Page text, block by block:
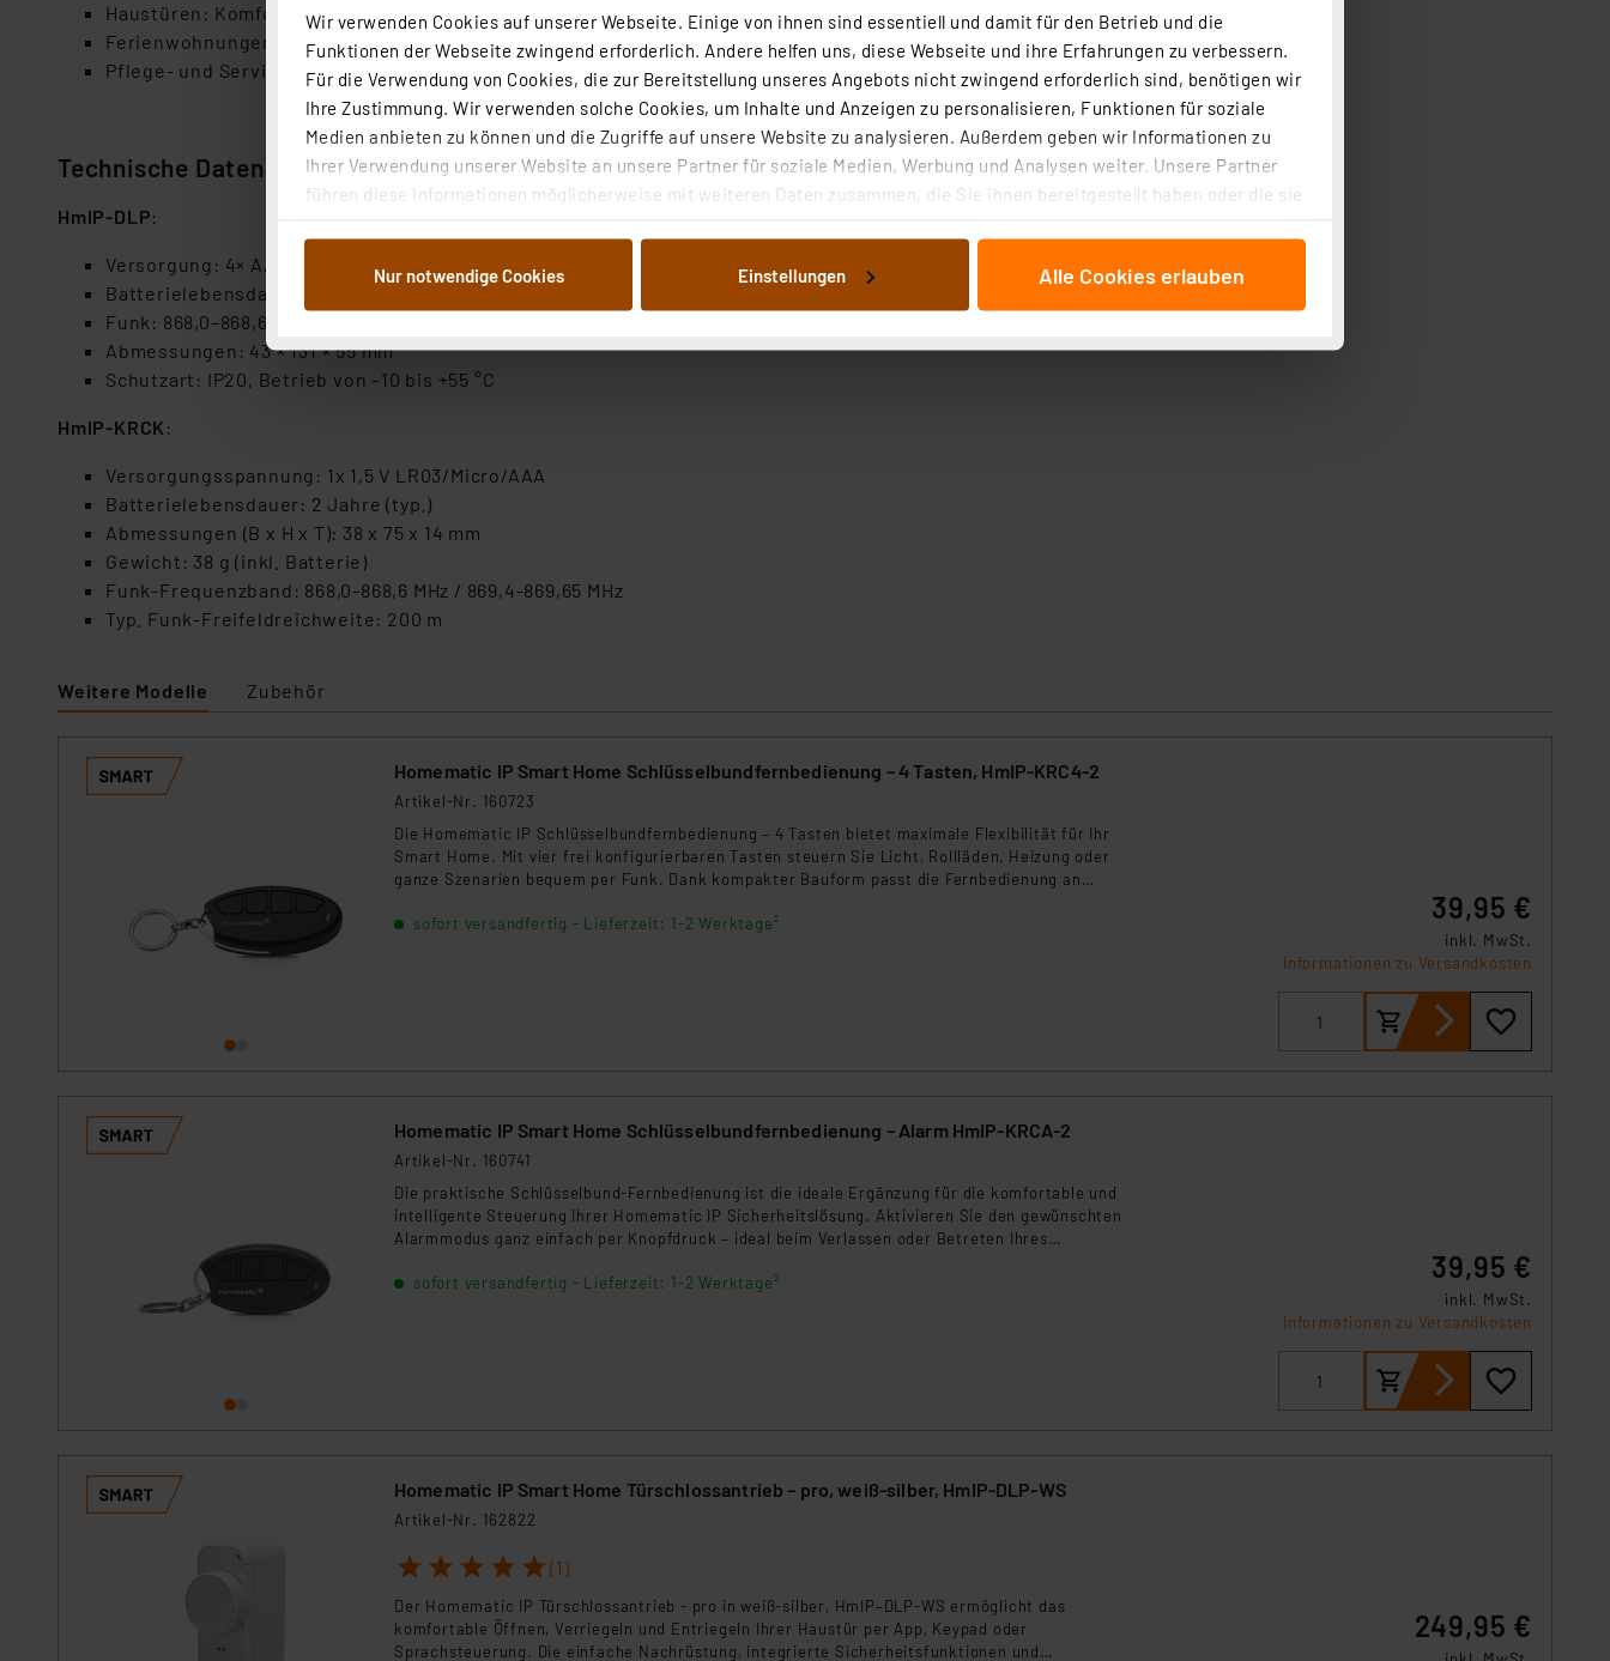
Wir verwenden Cookies auf unserer Webseite. Einige von ihnen sind essentiell und damit für den Betrieb und die
Funktionen der Webseite zwingend erforderlich. Andere helfen uns, diese Webseite und ihre Erfahrungen zu verbessern.
Für die Verwendung von Cookies, die zur Bereitstellung unseres Angebots nicht zwingend erforderlich sind, benötigen wir
Ihre Zustimmung. Wir verwenden solche Cookies, um Inhalte und Anzeigen zu personalisieren, Funktionen für soziale
Medien anbieten zu können und die Zugriffe auf unsere Website zu analysieren. Außerdem geben wir Informationen zu
Ihrer Verwendung unserer Website an unsere Partner für soziale Medien, Werbung und Analysen weiter. Unsere Partner
führen diese Informationen möglicherweise mit weiteren Daten zusammen, die Sie ihnen bereitgestellt haben oder die sie
Weiterverarbeitung für die nachfolgend dargestellten bzw. die von Ihnen ausgewählten Verarbeitungszwecke (Art. 6
Abs.1a DSG-VO) zu. Eine detaillierte Auflistung der einzelnen Cookies nach Zweck und Anbieter ist durch Klick auf den
„Einige Drittanbieter verarbeiten personenbezogene Daten in den USA. Ihre Einwilligung zur Einbindung von Cookies
dieser Drittanbieter umfasst daher ggf. auch die Verarbeitung Ihrer Daten in den USA gemäß Art. 49 (1) lit. a DSGVO.
Nähere Infos zu diesen Drittanbietern und zu der jeweiligen Datenübermittlung erhalten Sie in der Datenschutzerklärung.
Für die USA besteht kein Angemessenheitsbeschluss der EU. Dies bedeutet, dass die USA als Land mit unzureichendem
Datenschutz nach EU-Standards eingestuft wird. So besteht etwa das Risiko, dass US-Behörden personenbezogene
Unsere Kooperation mit diesen Dienstleistern stützt sich auf die Standarddatenschutzklauseln der Europäischen
Impressum|Datenschutzerklärung
Nur notwendige Cookies Einstellungen Alle Cookies erlauben
Haustüren: Komfortables und sicheres Zutrittsmanagement im Alltag
Ferienwohnungen: Überwachung und automatische Verriegelung bei Abwesenheit
Pflege- und Serviceeinsätze: Zeitlich begrenzte Zutrittsfreigaben für Dienstleister
Technische Daten
HmIP‑DLP:
Versorgung: 4× AA‑Batterien (1,5 V oder 1,2 V)
Batterielebensdauer: typ. 1,5 Jahre
Funk: 868,0–868,6 MHz / 869,4–869,65 MHz
Abmessungen: 43 × 131 × 55 mm
Schutzart: IP20, Betrieb von –10 bis +55 °C
HmIP-KRCK :
Versorgungsspannung: 1x 1,5 V LR03/Micro/AAA
Batterielebensdauer: 2 Jahre (typ.)
Abmessungen (B x H x T): 38 x 75 x 14 mm
Gewicht: 38 g (inkl. Batterie)
Funk-Frequenzband: 868,0-868,6 MHz / 869,4-869,65 MHz
Typ. Funk-Freifeldreichweite: 200 m
Weitere Modelle Zubehör
Homematic IP Smart Home Schlüsselbundfernbedienung – 4 Tasten, HmIP-KRC4-2
Artikel-Nr. 160723
Die Homematic IP Schlüsselbundfernbedienung – 4 Tasten bietet maximale Flexibilität für Ihr
Smart Home. Mit vier frei konfigurierbaren Tasten steuern Sie Licht, Rollläden, Heizung oder
ganze Szenarien bequem per Funk. Dank kompakter Bauform passt die Fernbedienung an
sie zum idealen Begleiter.
sofort versandfertig - Lieferzeit: 1-2 Werktage² 39,95 €
inkl. MwSt.
Informationen zu Versandkosten
Homematic IP Smart Home Schlüsselbundfernbedienung – Alarm HmIP-KRCA-2
Artikel-Nr. 160741
Die praktische Schlüsselbund-Fernbedienung ist die ideale Ergänzung für die komfortable und
intelligente Steuerung Ihrer Homematic IP Sicherheitslösung. Aktivieren Sie den gewünschten
Alarmmodus ganz einfach per Knopfdruck – ideal beim Verlassen oder Betreten Ihres
sowie Wohnkomfort sorgen.
sofort versandfertig - Lieferzeit: 1-2 Werktage² 39,95 €
inkl. MwSt.
Informationen zu Versandkosten
Homematic IP Smart Home Türschlossantrieb – pro, weiß‑silber, HmIP‑DLP‑WS
Artikel-Nr. 162822
1 2 3 4 5 (1)
Der Homematic IP Türschlossantrieb - pro in weiß-silber, HmIP–DLP-WS ermöglicht das
komfortable Öffnen, Verriegeln und Entriegeln Ihrer Haustür per App, Keypad oder
Sprachsteuerung. Die einfache Nachrüstung, integrierte Sicherheitsfunktionen und
249,95 €